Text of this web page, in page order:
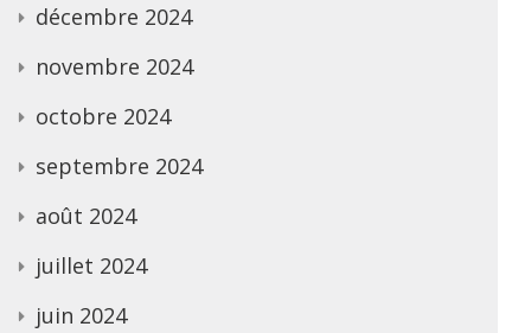
décembre 2024
novembre 2024
octobre 2024
septembre 2024
août 2024
juillet 2024
juin 2024